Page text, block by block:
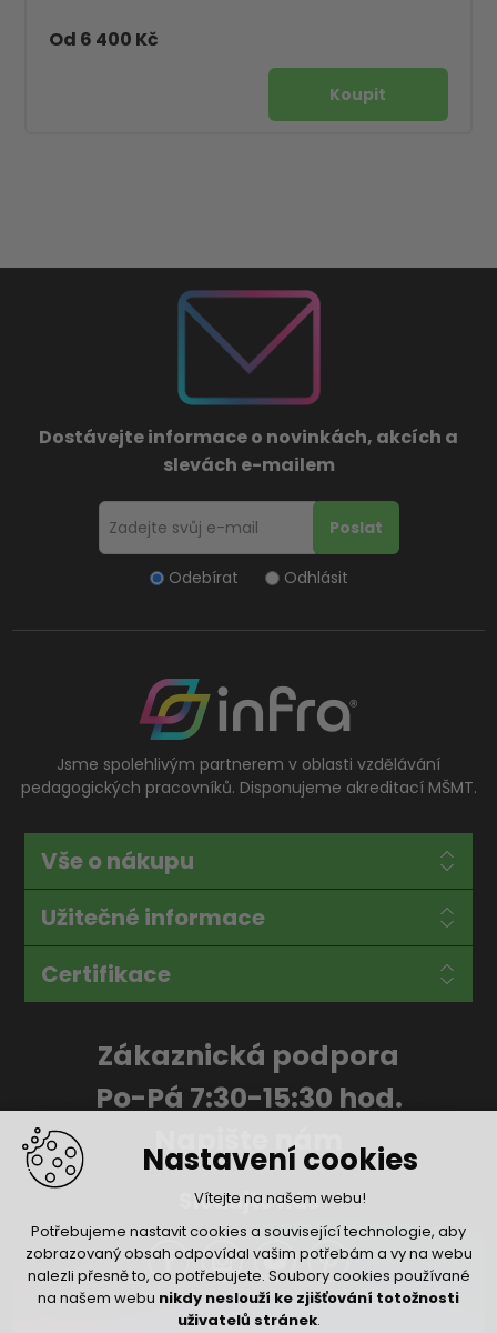
Nastavení cookies
Vítejte na našem webu!
Potřebujeme nastavit cookies a související technologie, aby
zobrazovaný obsah odpovídal vašim potřebám a vy na webu
nalezli přesně to, co potřebujete. Soubory cookies používané
na našem webu nikdy neslouží ke zjišťování totožnosti
uživatelů stránek.
Od 6 400 Kč
Dostávejte informace o novinkách, akcích a
slevách e-mailem
Odebírat Odhlásit
Jsme spolehlivým partnerem v oblasti vzdělávání
pedagogických pracovníků. Disponujeme akreditací MŠMT.
Vše o nákupu
Užitečné informace
Certifikace
Zákaznická podpora
Po-Pá 7:30-15:30 hod.
Napište nám
Sledujte nás